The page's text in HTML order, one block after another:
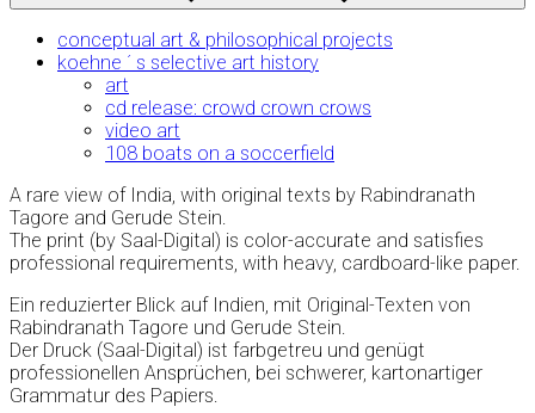
conceptual art & philosophical projects
koehne ´ s selective art history
art
cd release: crowd crown crows
video art
108 boats on a soccerfield
A rare view of India, with original texts by Rabindranath
Tagore and Gerude Stein.
The print (by Saal-Digital) is color-accurate and satisfies
professional requirements, with heavy, cardboard-like paper.
Ein reduzierter Blick auf Indien, mit Original-Texten von
Rabindranath Tagore und Gerude Stein.
Der Druck (Saal-Digital) ist farbgetreu und genügt
professionellen Ansprüchen, bei schwerer, kartonartiger
Grammatur des Papiers.